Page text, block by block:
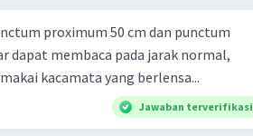
proximum 50 cm dan punctum
dapat membaca pada jarak normal,
kacamata yang berlensa...
Jawaban terverifikasi